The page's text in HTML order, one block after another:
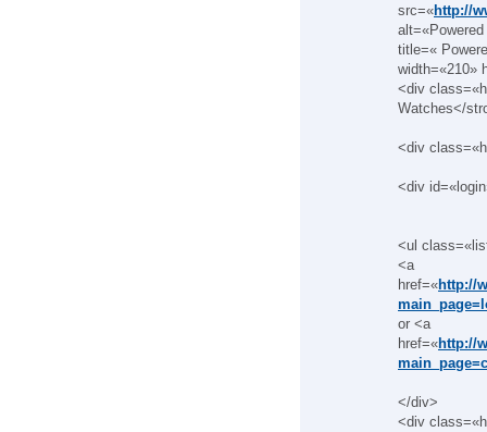
src=«http://
title=«
width=«210»
<div
Watches</
<div
<div
<ul
<a
href=«http://
or <a
href=«http://
</div>
<div